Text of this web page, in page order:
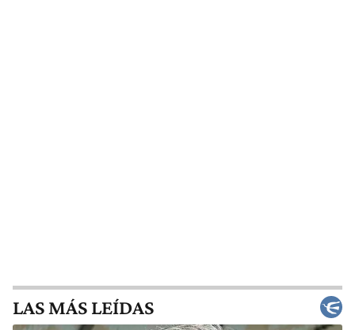
LAS MÁS LEÍDAS